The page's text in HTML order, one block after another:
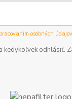
osobných údajov
kedykoľvek odhlásiť.